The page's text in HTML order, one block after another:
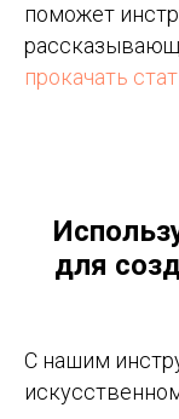
поможет
прокачать
для
С нашим